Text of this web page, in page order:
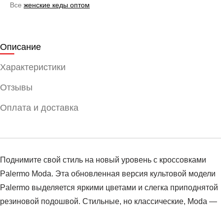
Все женские кеды оптом
Описание
Характеристики
Отзывы
Оплата и доставка
Поднимите свой стиль на новый уровень с кроссовками
Palermo Moda. Эта обновленная версия культовой модели
Palermo выделяется яркими цветами и слегка приподнятой
резиновой подошвой. Стильные, но классические, Moda —